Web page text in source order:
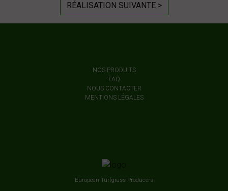
RÉALISATION SUIVANTE >
NOS PRODUITS
FAQ
NOUS CONTACTER
MENTIONS LÉGALES
European Turfgrass Producers